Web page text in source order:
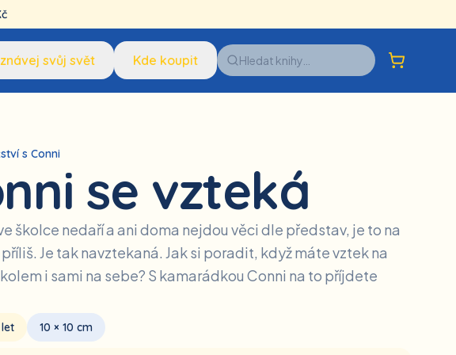
svůj svět Kde koupit
s Conni
se vzteká
školce nedaří a ani doma nejdou věci dle představ, je to na
příliš. Je tak navztekaná. Jak si poradit, když máte vztek na
i sami na sebe? S kamarádkou Conni na to příjdete
let 10 × 10 cm